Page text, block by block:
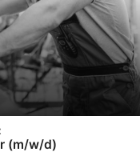
(m/w/d)